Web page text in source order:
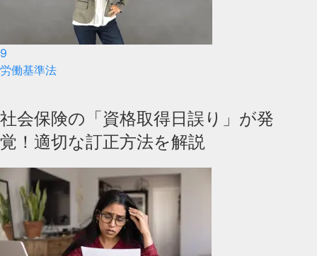
9
労働基準法
社会保険の「資格取得日誤り」が発
覚！適切な訂正方法を解説